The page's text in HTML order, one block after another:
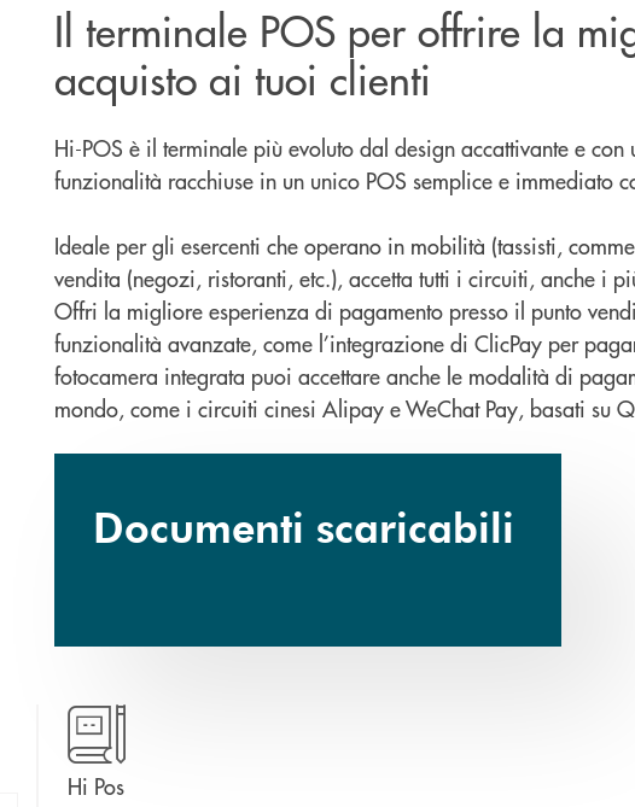
Il terminale POS per offrire la
acquisto ai tuoi clienti
Hi-POS è il terminale più evoluto dal design accattivante e
funzionalità racchiuse in un unico POS semplice e immediato
Ideale per gli esercenti che operano in mobilità (tassisti,
vendita (negozi, ristoranti, etc.), accetta tutti i circuiti, anche i
Offri la migliore esperienza di pagamento presso il punto
funzionalità avanzate, come l’integrazione di ClicPay per
fotocamera integrata puoi accettare anche le modalità di
mondo, come i circuiti cinesi Alipay e WeChat Pay, basati su
Documenti scaricabili
Hi Posapre una nuova finestra